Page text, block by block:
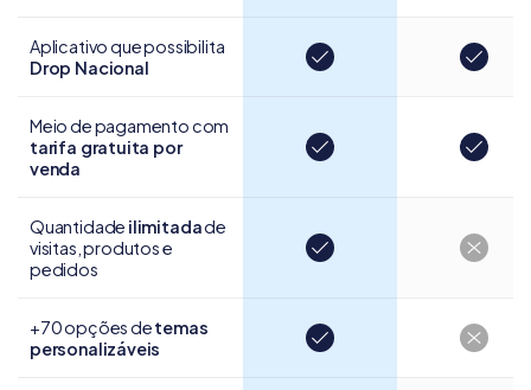
Aplicativo que possibilita
Drop Nacional
Meio de pagamento com
tarifa gratuita por
venda
Quantidade ilimitadade
visitas, produtos e
pedidos
+70 opções detemas
personalizáveis